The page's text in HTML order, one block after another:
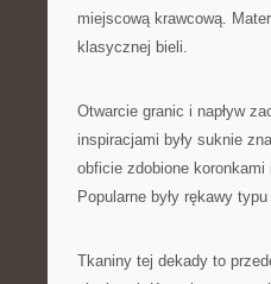
miejscową krawcową.
klasycznej bieli.
Otwarcie granic i napływ
inspiracjami były suknie
obficie zdobione
Popularne były rękawy
Tkaniny tej dekady to